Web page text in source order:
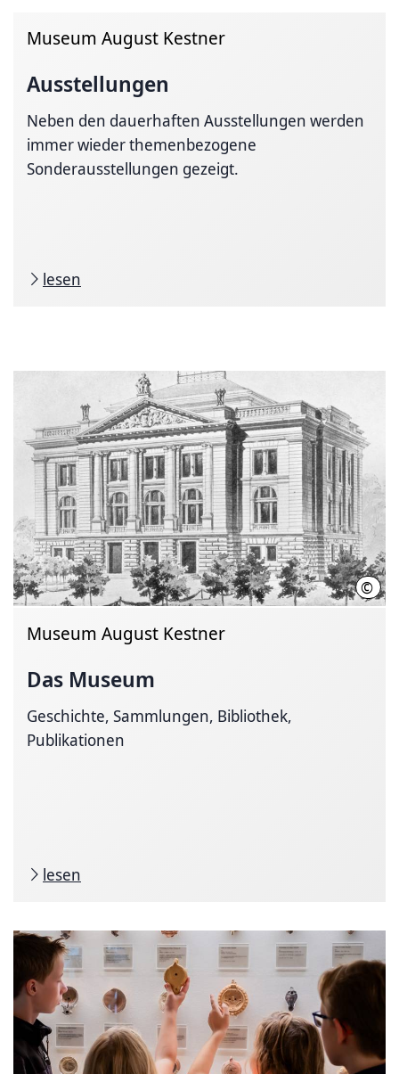
Museum August Kestner
Ausstellungen
Neben den dauerhaften Ausstellungen werden
immer wieder themenbezogene
Sonderausstellungen gezeigt.
lesen
©
Museum August Kestner
Das Museum
Geschichte, Sammlungen, Bibliothek,
Publikationen
lesen